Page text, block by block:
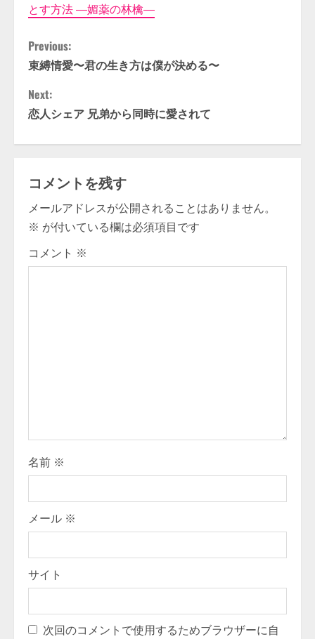
とす方法 ―媚薬の林檎―
C
o
n
t
n
u
e
n
g
Previous:
束縛情愛〜君の生き方は僕が決める〜
Next:
恋人シェア 兄弟から同時に愛されて
コメントを残す
メールアドレスが公開されることはありません。
※ が付いている欄は必須項目です
コメント ※
名前 ※
メール ※
サイト
次回のコメントで使用するためブラウザーに自